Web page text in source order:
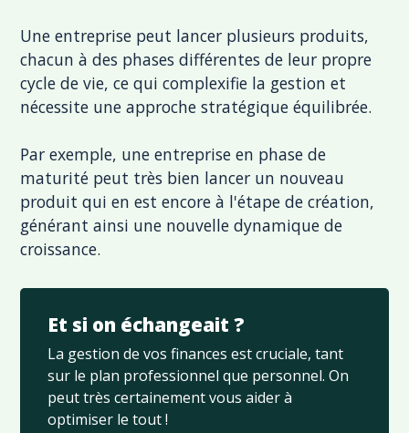
Une entreprise peut lancer plusieurs produits,
chacun à des phases différentes de leur propre
cycle de vie, ce qui complexifie la gestion et
nécessite une approche stratégique équilibrée.
Par exemple, une entreprise en phase de
maturité peut très bien lancer un nouveau
produit qui en est encore à l'étape de création,
générant ainsi une nouvelle dynamique de
croissance.
Et si on échangeait ?
La gestion de vos finances est cruciale, tant
sur le plan professionnel que personnel. On
peut très certainement vous aider à
optimiser le tout !